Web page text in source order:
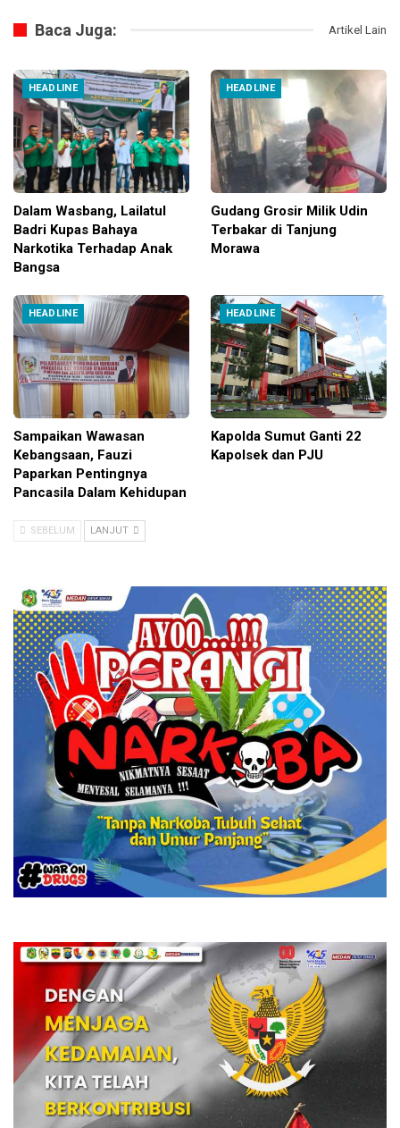
Baca Juga: Artikel Lain
HEADLINE
Dalam Wasbang, Lailatul
Badri Kupas Bahaya
Narkotika Terhadap Anak
Bangsa
HEADLINE
Gudang Grosir Milik Udin
Terbakar di Tanjung
Morawa
HEADLINE
Sampaikan Wawasan
Kebangsaan, Fauzi
Paparkan Pentingnya
Pancasila Dalam Kehidupan
HEADLINE
Kapolda Sumut Ganti 22
Kapolsek dan PJU
SEBELUM LANJUT